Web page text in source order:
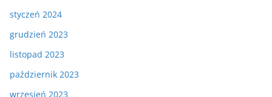
styczeń 2024
grudzień 2023
listopad 2023
październik 2023
wrzesień 2023